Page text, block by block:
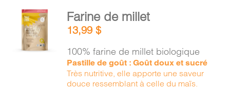
AJOUTER
AU
PANIER
Farine de millet
13,99$
100% farine de millet biologique
Pastille de goût : Goût doux et sucré
Très nutritive, elle apporte une saveur
douce ressemblant à celle du maïs.